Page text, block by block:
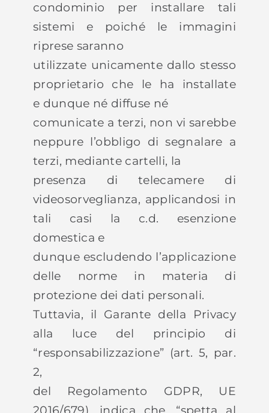
condominio per installare tali
sistemi e poiché le immagini
riprese saranno
utilizzate unicamente dallo stesso
proprietario che le ha installate
e dunque né diffuse né
comunicate a terzi, non vi sarebbe
neppure l’obbligo di segnalare a
terzi, mediante cartelli, la
presenza di telecamere di
videosorveglianza, applicandosi in
tali casi la c.d. esenzione
domestica e
dunque escludendo l’applicazione
delle norme in materia di
protezione dei dati personali.
Tuttavia, il Garante della Privacy
alla luce del principio di
“responsabilizzazione” (art. 5, par.
2,
del Regolamento GDPR, UE